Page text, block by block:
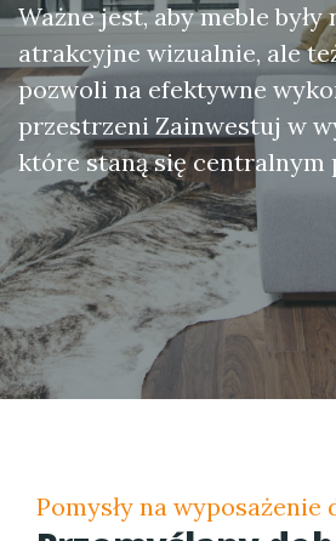
Ważne jest, aby meble
atrakcyjne wizualnie, ale
pozwoli na efektywne
przestrzeni Zainwestuj w
które staną się centralnym
Pomysły na wyposażenie